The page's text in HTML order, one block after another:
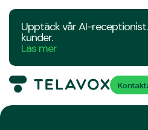
Upptäck vår AI-
kunder.
Läs mer